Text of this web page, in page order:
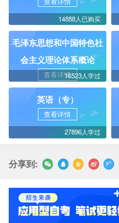
14888人已购买
毛泽东思想和中国特色社
会主义理论体系概论
查看详情16523人学过
英语（专）
查看详情
27896人学过
分享到: